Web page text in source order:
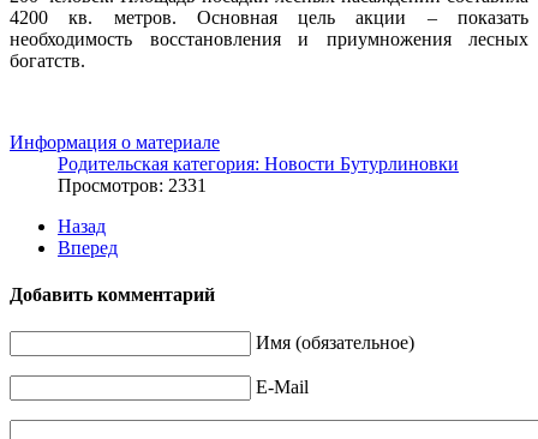
4200 кв. метров. Основная цель акции – показать
необходимость восстановления и приумножения лесных
богатств.
Информация о материале
Родительская категория: Новости Бутурлиновки
Просмотров: 2331
Назад
Вперед
Добавить комментарий
Имя (обязательное)
E-Mail